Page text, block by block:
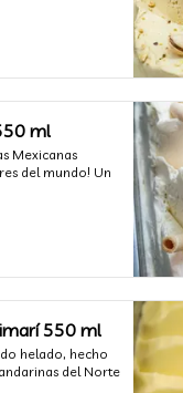
ml
Mexicanas
del mundo! Un
550 ml
helado, hecho
del Norte